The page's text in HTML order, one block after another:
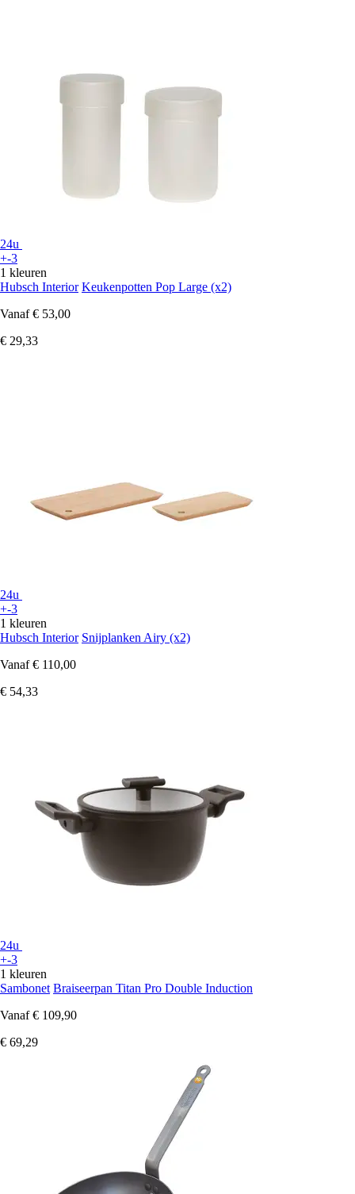
24u
+-3
1 kleuren
Hubsch Interior Keukenpotten Pop Large (x2)
Vanaf € 53,00
€ 29,33
24u
+-3
1 kleuren
Hubsch Interior Snijplanken Airy (x2)
Vanaf € 110,00
€ 54,33
24u
+-3
1 kleuren
Sambonet Braiseerpan Titan Pro Double Induction
Vanaf € 109,90
€ 69,29